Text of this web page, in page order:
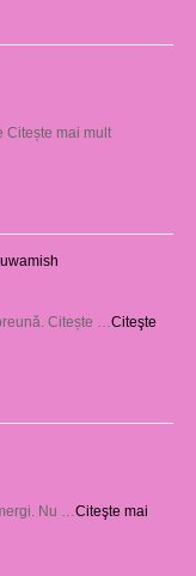
Citește mai mult
Citește … Citeşte
Nu … Citeşte mai